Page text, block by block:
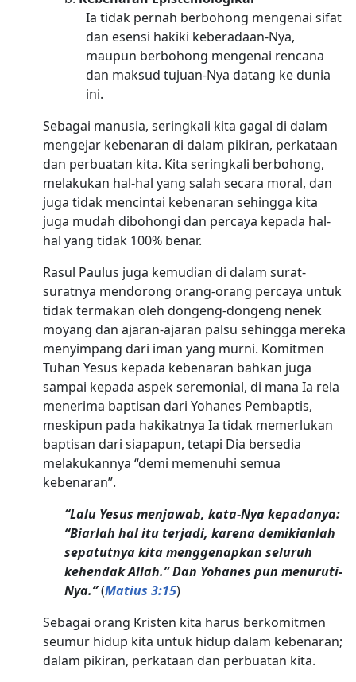
Ia tidak pernah berbohong mengenai sifat
dan esensi hakiki keberadaan-Nya,
maupun berbohong mengenai rencana
dan maksud tujuan-Nya datang ke dunia
ini.
Sebagai manusia, seringkali kita gagal di dalam
mengejar kebenaran di dalam pikiran, perkataan
dan perbuatan kita. Kita seringkali berbohong,
melakukan hal-hal yang salah secara moral, dan
juga tidak mencintai kebenaran sehingga kita
juga mudah dibohongi dan percaya kepada hal-
hal yang tidak 100% benar.
Rasul Paulus juga kemudian di dalam surat-
suratnya mendorong orang-orang percaya untuk
tidak termakan oleh dongeng-dongeng nenek
moyang dan ajaran-ajaran palsu sehingga mereka
menyimpang dari iman yang murni. Komitmen
Tuhan Yesus kepada kebenaran bahkan juga
sampai kepada aspek seremonial, di mana Ia rela
menerima baptisan dari Yohanes Pembaptis,
meskipun pada hakikatnya Ia tidak memerlukan
baptisan dari siapapun, tetapi Dia bersedia
melakukannya “demi memenuhi semua
kebenaran”.
“Lalu Yesus menjawab, kata-Nya kepadanya:
“Biarlah hal itu terjadi, karena demikianlah
sepatutnya kita menggenapkan seluruh
kehendak Allah.” Dan Yohanes pun menuruti-
Nya.”(Matius 3:15)
Sebagai orang Kristen kita harus berkomitmen
seumur hidup kita untuk hidup dalam kebenaran;
dalam pikiran, perkataan dan perbuatan kita.